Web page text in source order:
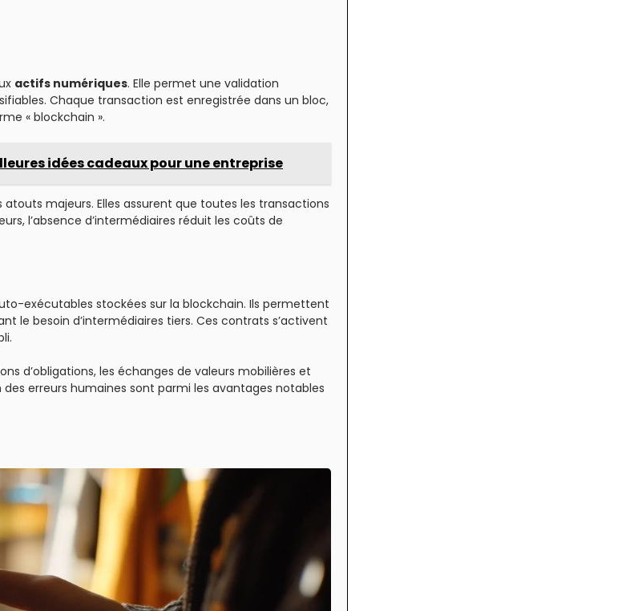
actifs numériques. Elle permet une validation
Chaque transaction est enregistrée dans un bloc,
« blockchain ».
idées cadeaux pour une entreprise
atouts majeurs. Elles assurent que toutes les transactions
l’absence d’intermédiaires réduit les coûts de
exécutables stockées sur la blockchain. Ils permettent
le besoin d’intermédiaires tiers. Ces contrats s’activent
d’obligations, les échanges de valeurs mobilières et
erreurs humaines sont parmi les avantages notables